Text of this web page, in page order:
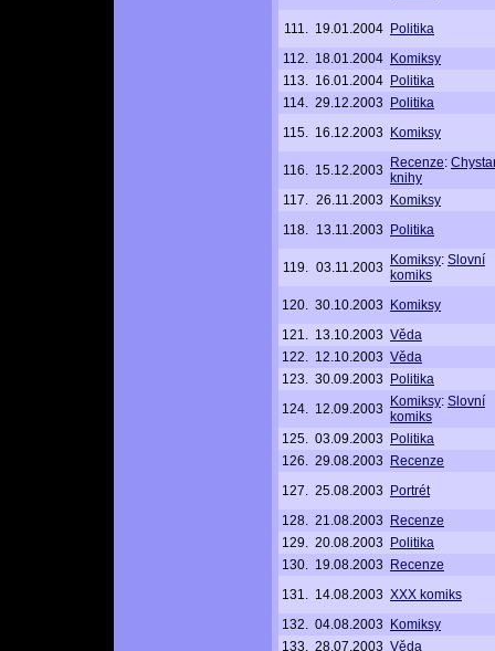
111. 19.01.2004 Politika
112. 18.01.2004 Komiksy
113. 16.01.2004 Politika
114. 29.12.2003 Politika
115. 16.12.2003 Komiksy
116. 15.12.2003 Recenze:
knihy
117. 26.11.2003 Komiksy
118. 13.11.2003 Politika
119. 03.11.2003 Komiksy: Slovní
komiks
120. 30.10.2003 Komiksy
121. 13.10.2003 Věda
122. 12.10.2003 Věda
123. 30.09.2003 Politika
124. 12.09.2003 Komiksy: Slovní
komiks
125. 03.09.2003 Politika
126. 29.08.2003 Recenze
127. 25.08.2003 Portrét
128. 21.08.2003 Recenze
129. 20.08.2003 Politika
130. 19.08.2003 Recenze
131. 14.08.2003 XXX komiks
132. 04.08.2003 Komiksy
133. 28.07.2003 Věda